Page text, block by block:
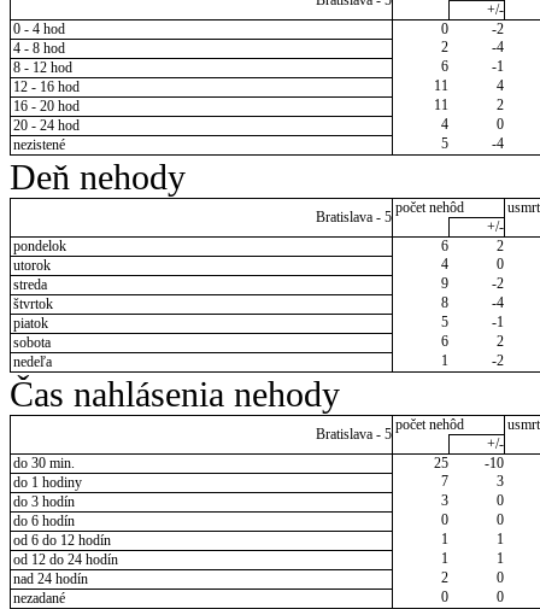
+/-
0 - 4 hod
0
-2
4 - 8 hod
2
-4
8 - 12 hod
6
-1
12 - 16 hod
11
4
16 - 20 hod
11
2
20 - 24 hod
4
0
nezistené
5 -4
Deň nehody
Bratislava - 5
počet nehôd
+/-
pondelok
6
2
utorok
4
0
streda
9
-2
štvrtok
8
-4
piatok
5
-1
sobota
6
2
nedeľa
1 -2
Čas nahlásenia nehody
Bratislava - 5
počet nehôd
+/-
do 30 min.
25
-10
do 1 hodiny
7
3
do 3 hodín
3
0
do 6 hodín
0
0
od 6 do 12 hodín
1
1
od 12 do 24 hodín
1
1
nad 24 hodín
2
0
nezadané
0 0